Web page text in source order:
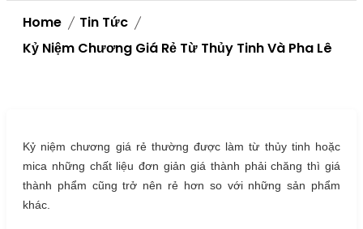
Home
Tin Tức
Kỷ Niệm Chương Giá Rẻ Từ Thủy Tinh Và Pha Lê
Kỷ niệm chương giá rẻ thường được làm từ thủy tinh hoặc
mica những chất liệu đơn giản giá thành phải chăng thì giá
thành phẩm cũng trở nên rẻ hơn so với những sản phẩm
khác.